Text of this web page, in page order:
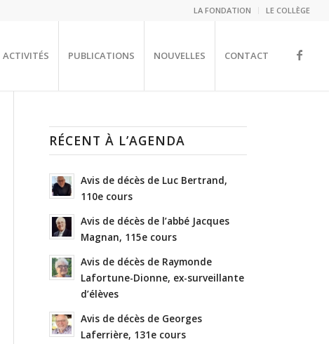
LA FONDATION LE COLLÈGE
ACTIVITÉS PUBLICATIONS NOUVELLES CONTACT
RÉCENT À L’AGENDA
Avis de décès de Luc Bertrand,
110e cours
Avis de décès de l’abbé Jacques
Magnan, 115e cours
Avis de décès de Raymonde
Lafortune-Dionne, ex-surveillante
d’élèves
Avis de décès de Georges
Laferrière, 131e cours